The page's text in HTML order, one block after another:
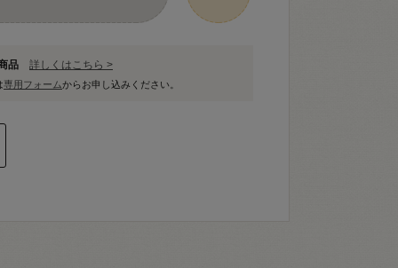
品 詳しくはこちら >
専用フォームからお申し込みください。